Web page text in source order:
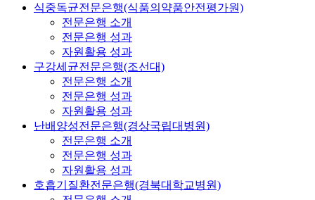
식중독균전문은행(식품의약품안전평가원)
전문은행 소개
전문은행 성과
자원활용 성과
구강세균전문은행(조선대)
전문은행 소개
전문은행 성과
자원활용 성과
난배양성전문은행(경상국립대병원)
전문은행 소개
전문은행 성과
자원활용 성과
호흡기질환전문은행(경북대학교병원)